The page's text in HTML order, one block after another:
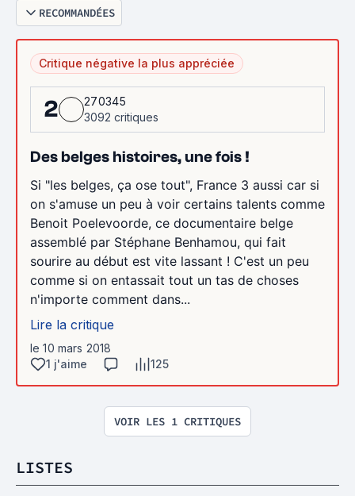
RECOMMANDÉES
Critique négative la plus appréciée
2
270345
3092 critiques
Des belges histoires, une fois !
Si "les belges, ça ose tout", France 3 aussi car si
on s'amuse un peu à voir certains talents comme
Benoit Poelevoorde, ce documentaire belge
assemblé par Stéphane Benhamou, qui fait
sourire au début est vite lassant ! C'est un peu
comme si on entassait tout un tas de choses
n'importe comment dans...
Lire la critique
le 10 mars 2018
1 j'aime
125
VOIR LES 1 CRITIQUES
LISTES